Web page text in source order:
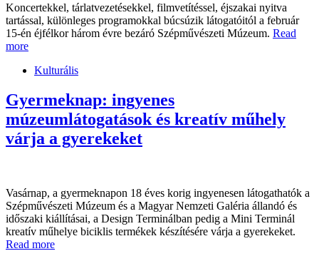
Koncertekkel, tárlatvezetésekkel, filmvetítéssel, éjszakai nyitva
tartással, különleges programokkal búcsúzik látogatóitól a február
15-én éjfélkor három évre bezáró Szépművészeti Múzeum. Read
more
Kulturális
Gyermeknap: ingyenes
múzeumlátogatások és kreatív műhely
várja a gyerekeket
Vasárnap, a gyermeknapon 18 éves korig ingyenesen látogathatók a
Szépművészeti Múzeum és a Magyar Nemzeti Galéria állandó és
időszaki kiállításai, a Design Terminálban pedig a Mini Terminál
kreatív műhelye biciklis termékek készítésére várja a gyerekeket.
Read more